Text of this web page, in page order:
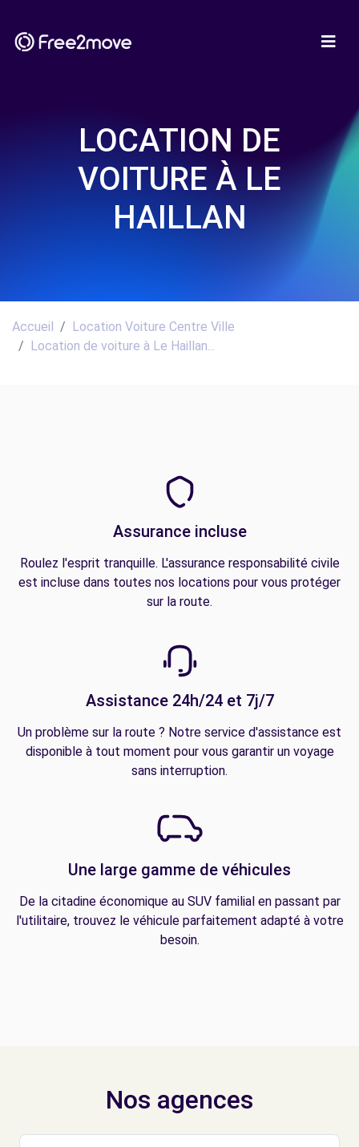
LOCATION DE
VOITURE À LE
HAILLAN
Accueil
Location Voiture Centre Ville
Location de voiture à Le Haillan...
Assurance incluse
Roulez l'esprit tranquille. L'assurance responsabilité civile
est incluse dans toutes nos locations pour vous protéger
sur la route.
Assistance 24h/24 et 7j/7
Un problème sur la route ? Notre service d'assistance est
disponible à tout moment pour vous garantir un voyage
sans interruption.
Une large gamme de véhicules
De la citadine économique au SUV familial en passant par
l'utilitaire, trouvez le véhicule parfaitement adapté à votre
besoin.
Nos agences